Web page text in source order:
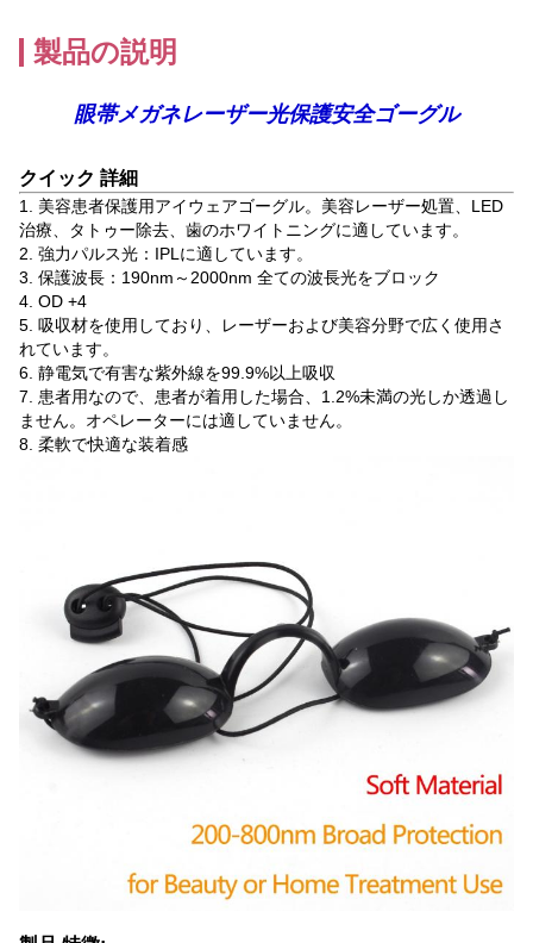
製品の説明
眼帯メガネレーザー光保護安全ゴーグル
クイック 詳細
1. 美容患者保護用アイウェアゴーグル。美容レーザー処置、LED
治療、タトゥー除去、歯のホワイトニングに適しています。
2. 強力パルス光：IPLに適しています。
3. 保護波長：190nm～2000nm 全ての波長光をブロック
4. OD +4
5. 吸収材を使用しており、レーザーおよび美容分野で広く使用さ
れています。
6. 静電気で有害な紫外線を99.9%以上吸収
7. 患者用なので、患者が着用した場合、1.2%未満の光しか透過し
ません。オペレーターには適していません。
8. 柔軟で快適な装着感